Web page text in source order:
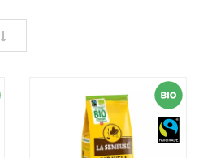
Définir le sens descendant